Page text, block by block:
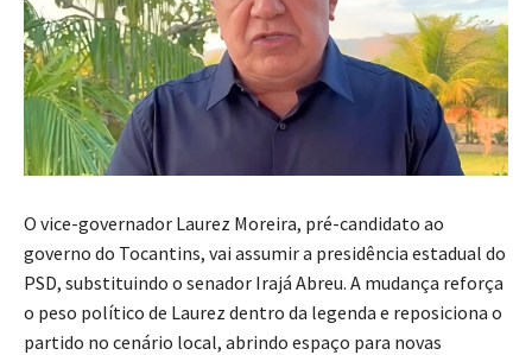
O vice-governador Laurez Moreira, pré-candidato ao
governo do Tocantins, vai assumir a presidência estadual do
PSD, substituindo o senador Irajá Abreu. A mudança reforça
o peso político de Laurez dentro da legenda e reposiciona o
partido no cenário local, abrindo espaço para novas